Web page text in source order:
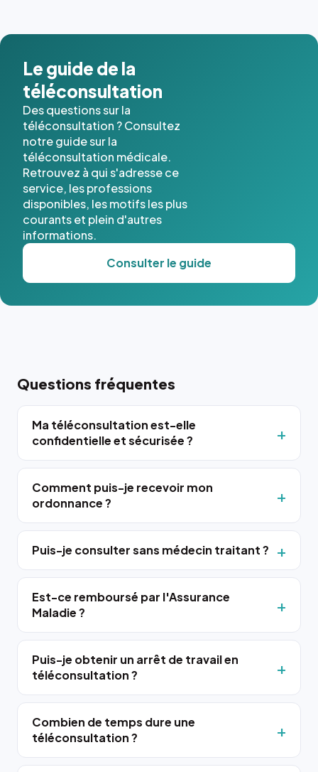
Le guide de la
téléconsultation
Des questions sur la
téléconsultation ? Consultez
notre guide sur la
téléconsultation médicale.
Retrouvez à qui s'adresse ce
service, les professions
disponibles, les motifs les plus
courants et plein d'autres
informations.
Consulter le guide
Questions fréquentes
Ma téléconsultation est-elle
confidentielle et sécurisée ?
Comment puis-je recevoir mon
ordonnance ?
Puis-je consulter sans médecin traitant ?
Est-ce remboursé par l'Assurance
Maladie ?
Puis-je obtenir un arrêt de travail en
téléconsultation ?
Combien de temps dure une
téléconsultation ?